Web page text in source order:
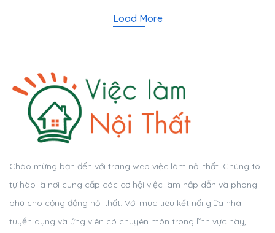
Load More
Chào mừng bạn đến với trang web việc làm nội thất. Chúng tôi
tự hào là nơi cung cấp các cơ hội việc làm hấp dẫn và phong
phú cho cộng đồng nội thất. Với mục tiêu kết nối giữa nhà
tuyển dụng và ứng viên có chuyên môn trong lĩnh vực này,